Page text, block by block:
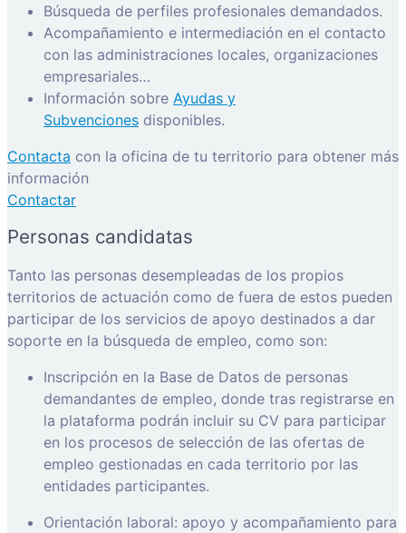
Búsqueda de perfiles profesionales demandados.
Acompañamiento e intermediación en el contacto
con las administraciones locales, organizaciones
empresariales…
Información sobre Ayudas y
Subvenciones disponibles.
Contacta con la oficina de tu territorio para obtener más
información
Contactar
Personas candidatas
Tanto las personas desempleadas de los propios
territorios de actuación como de fuera de estos pueden
participar de los servicios de apoyo destinados a dar
soporte en la búsqueda de empleo, como son:
Inscripción en la Base de Datos de personas
demandantes de empleo, donde tras registrarse en
la plataforma podrán incluir su CV para participar
en los procesos de selección de las ofertas de
empleo gestionadas en cada territorio por las
entidades participantes.
Orientación laboral: apoyo y acompañamiento para